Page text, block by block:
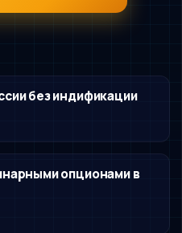
без индификации
опционами в